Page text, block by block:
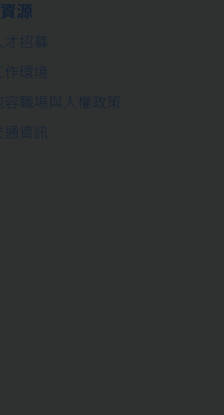
源
才招募
工作環境
容職場與人權政策
通資訊